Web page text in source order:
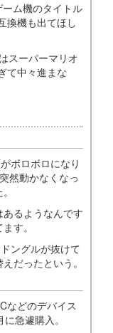
ム機のタイトル
換機も出てほし
スーパーマリオ
て中々進まな
ボロボロになり
然動かなくなっ
るようなんです
す。
ングルが抜けて
だったという。
などのデバイス
急遽購入。